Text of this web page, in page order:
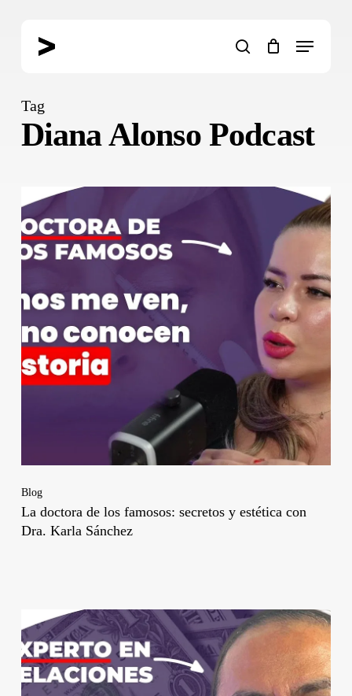
search
Menu
Tag
Diana Alonso Podcast
Blog
La doctora de los famosos: secretos y estética con
Dra. Karla Sánchez